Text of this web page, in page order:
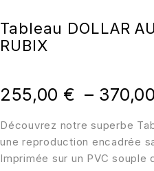
Tableau DOLLAR
RUBIX
Découvrez notre superbe
une reproduction encadrée
Imprimée sur un PVC
255,00 € – 370,00